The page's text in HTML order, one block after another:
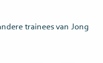
trainees van Jong